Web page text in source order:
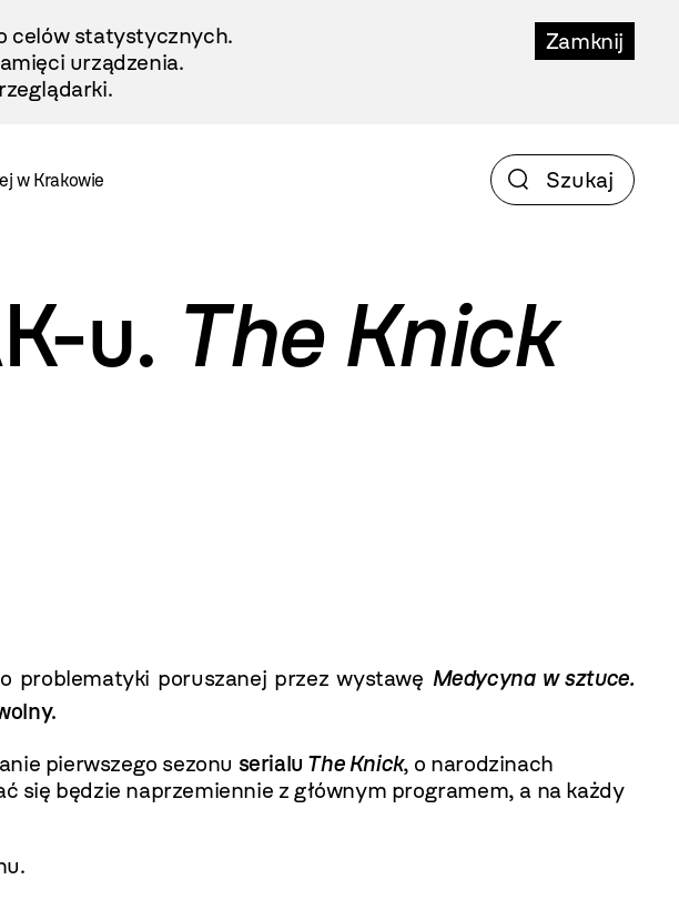
Zamknij
celów statystycznych.
urządzenia.
w Krakowie
u. The Knick
problematyki poruszanej przez wystawę Medycyna w sztuce.
pierwszego sezonu serialu The Knick, o narodzinach
się będzie naprzemiennie z głównym programem, a na każdy